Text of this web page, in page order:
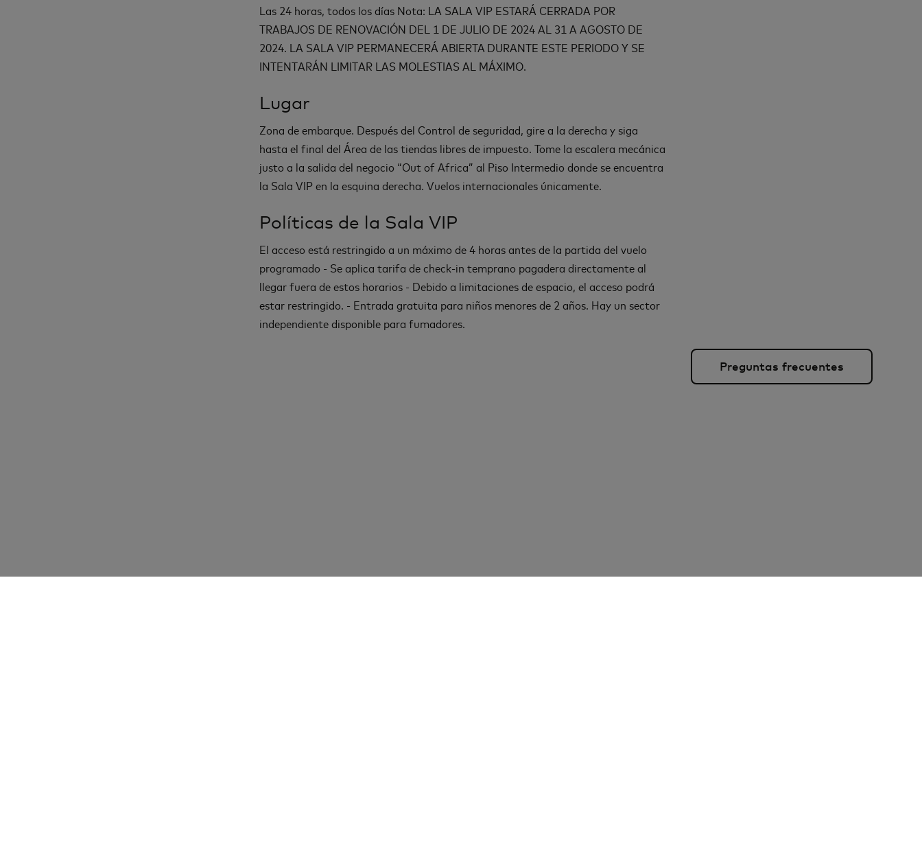
Las 24 horas, todos los días Nota: LA SALA VIP ESTARÁ CERRADA POR
TRABAJOS DE RENOVACIÓN DEL 1 DE JULIO DE 2024 AL 31 A AGOSTO DE
2024. LA SALA VIP PERMANECERÁ ABIERTA DURANTE ESTE PERIODO Y SE
INTENTARÁN LIMITAR LAS MOLESTIAS AL MÁXIMO.
Lugar
Zona de embarque. Después del Control de seguridad, gire a la derecha y siga
hasta el final del Área de las tiendas libres de impuesto. Tome la escalera mecánica
justo a la salida del negocio “Out of Africa” al Piso Intermedio donde se encuentra
la Sala VIP en la esquina derecha. Vuelos internacionales únicamente.
Políticas de la Sala VIP
El acceso está restringido a un máximo de 4 horas antes de la partida del vuelo
programado - Se aplica tarifa de check-in temprano pagadera directamente al
llegar fuera de estos horarios - Debido a limitaciones de espacio, el acceso podrá
estar restringido. - Entrada gratuita para niños menores de 2 años. Hay un sector
independiente disponible para fumadores.
Preguntas frecuentes